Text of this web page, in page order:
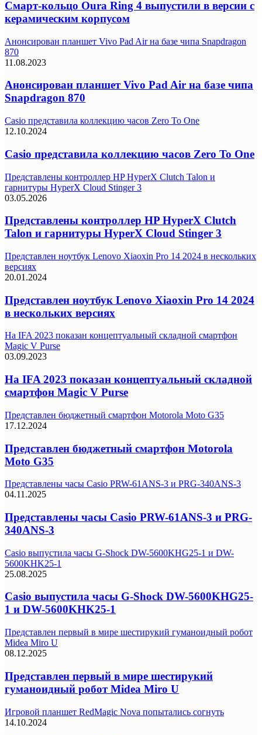
Смарт-кольцо Oura Ring 4 выпустили в версии с
керамическим корпусом
Анонсирован планшет Vivo Pad Air на базе чипа Snapdragon
870
11.08.2023
Анонсирован планшет Vivo Pad Air на базе чипа
Snapdragon 870
Casio представила коллекцию часов Zero To One
12.10.2024
Casio представила коллекцию часов Zero To One
Представлены контроллер HP HyperX Clutch Talon и
гарнитуры HyperX Cloud Stinger 3
03.05.2026
Представлены контроллер HP HyperX Clutch
Talon и гарнитуры HyperX Cloud Stinger 3
Представлен ноутбук Lenovo Xiaoxin Pro 14 2024 в нескольких
версиях
20.01.2024
Представлен ноутбук Lenovo Xiaoxin Pro 14 2024
в нескольких версиях
На IFA 2023 показан концептуальный складной смартфон
Magic V Purse
03.09.2023
На IFA 2023 показан концептуальный складной
смартфон Magic V Purse
Представлен бюджетный смартфон Motorola Moto G35
17.12.2024
Представлен бюджетный смартфон Motorola
Moto G35
Представлены часы Casio PRW-61ANS-3 и PRG-340ANS-3
04.11.2025
Представлены часы Casio PRW-61ANS-3 и PRG-
340ANS-3
Casio выпустила часы G-Shock DW-5600KHG25-1 и DW-
5600KHK25-1
25.08.2025
Casio выпустила часы G-Shock DW-5600KHG25-
1 и DW-5600KHK25-1
Представлен первый в мире шестирукий гуманоидный робот
Midea Miro U
08.12.2025
Представлен первый в мире шестирукий
гуманоидный робот Midea Miro U
Игровой планшет RedMagic Nova попытались согнуть
14.10.2024